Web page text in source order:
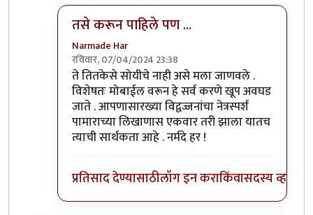
तसे करून पाहिले पण ...
Narmade Har
रविवार, 07/04/2024 23:38
In reply toतुम्ही लेख लिहिलेच आहेत तर ते
ते तितकेसे सोयीचे नाही असे मला जाणवले .
विशेषतः मोबाईल वरून हे सर्व करणे खूप अवघड
जाते . आपणासारख्या विद्वज्जनांचा नेत्रस्पर्श
पामाराच्या लिखाणास एकवार तरी झाला यातच
त्याची सार्थकता आहे . नर्मदे हर !
प्रतिसाद देण्यासाठीलॉग इन कराकिंवासदस्य व्हा